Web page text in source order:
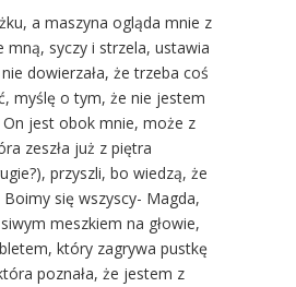
a maszyna ogląda mnie z
mną, syczy i strzela, ustawia
dowierzała, że trzeba coś
myślę o tym, że nie jestem
On jest obok mnie, może z
zeszła już z piętra
przyszli, bo wiedzą, że
się wszyscy- Magda,
meszkiem na głowie,
który zagrywa pustkę
poznała, że jestem z